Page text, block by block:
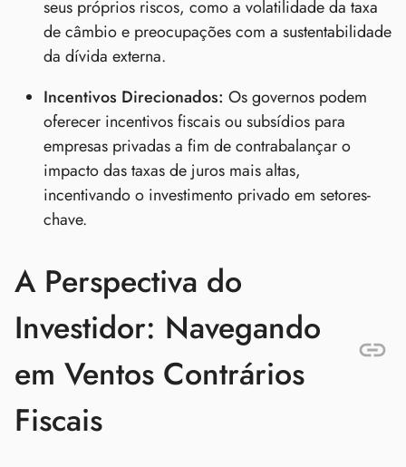
seus próprios riscos, como a volatilidade da taxa
de câmbio e preocupações com a sustentabilidade
da dívida externa.
Incentivos Direcionados: Os governos podem
oferecer incentivos fiscais ou subsídios para
empresas privadas a fim de contrabalançar o
impacto das taxas de juros mais altas,
incentivando o investimento privado em setores-
chave.
A Perspectiva do
Investidor: Navegando
em Ventos Contrários
Fiscais